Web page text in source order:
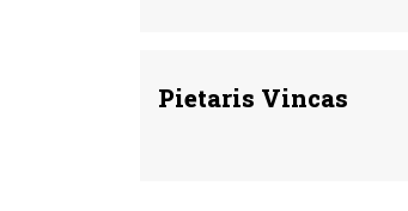
Pietaris Vincas